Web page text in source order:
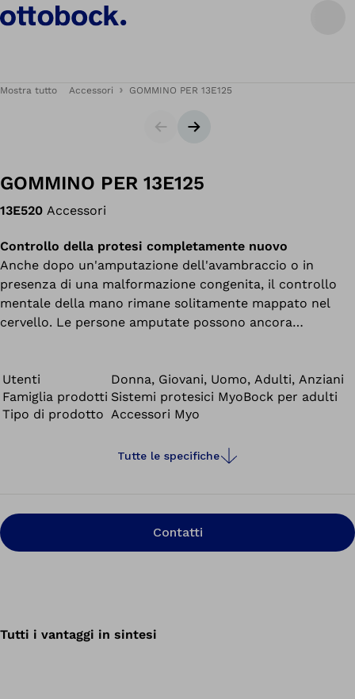
Mostra tutto Accessori GOMMINO PER 13E125
CursoreSlide successiva
GOMMINO PER 13E125
13E520 Accessori
Controllo della protesi completamente nuovo
Anche dopo un'amputazione dell'avambraccio o in
presenza di una malformazione congenita, il controllo
mentale della mano rimane solitamente mappato nel
cervello. Le persone amputate possono ancora
Utenti
Donna, Giovani, Uomo, Adulti, Anziani
Famiglia prodotti Sistemi protesici MyoBock per adulti
Tipo di prodotto Accessori Myo
Tutte le specifiche
Contatti
Tutti i vantaggi in sintesi